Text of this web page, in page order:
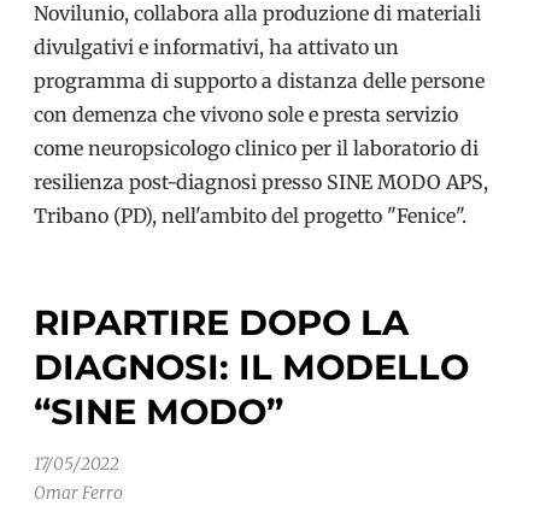
Novilunio, collabora alla produzione di materiali
divulgativi e informativi, ha attivato un
programma di supporto a distanza delle persone
con demenza che vivono sole e presta servizio
come neuropsicologo clinico per il laboratorio di
resilienza post-diagnosi presso SINE MODO APS,
Tribano (PD), nell'ambito del progetto "Fenice".
RIPARTIRE DOPO LA
DIAGNOSI: IL MODELLO
“SINE MODO”
17/05/2022
Omar Ferro